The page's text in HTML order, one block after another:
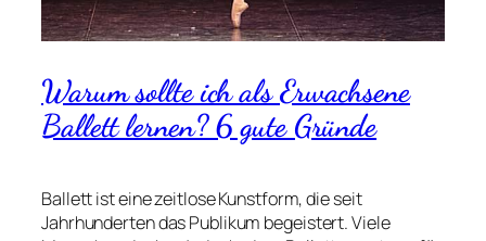
Warum sollte ich als Erwachsene
Ballett lernen? 6 gute Gründe
Ballett ist eine zeitlose Kunstform, die seit
Jahrhunderten das Publikum begeistert. Viele